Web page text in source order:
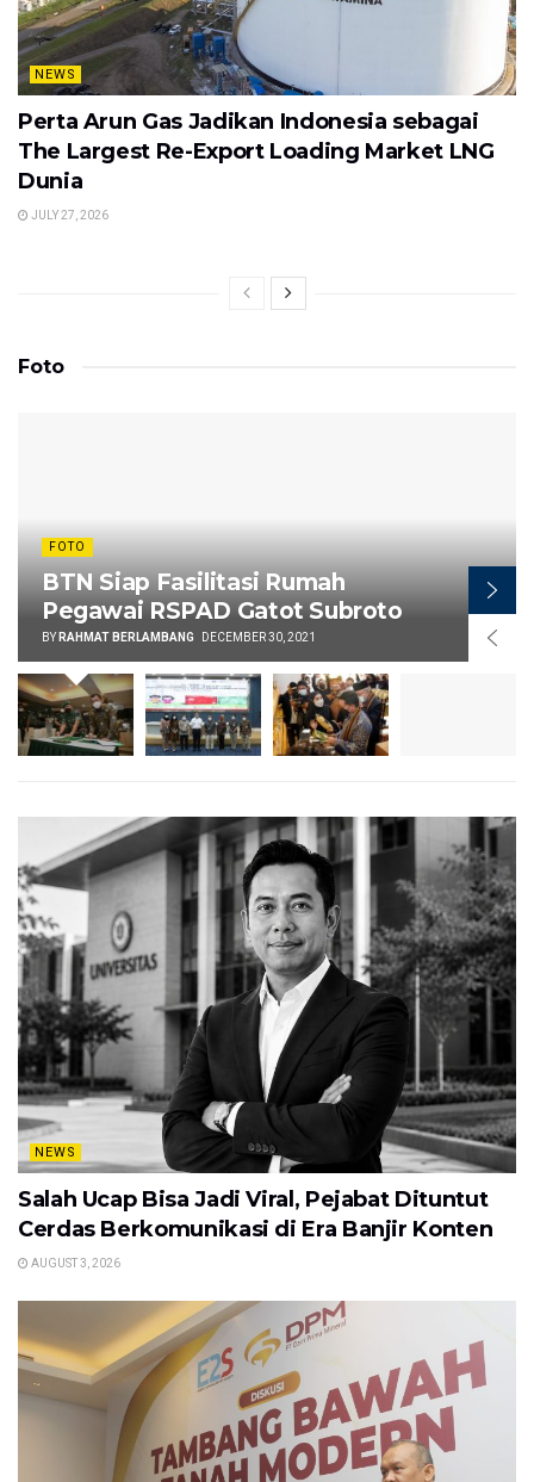
NEWS
Perta Arun Gas Jadikan Indonesia sebagai
The Largest Re-Export Loading Market LNG
Dunia
JULY 27, 2026
Foto
FOTO
BTN Siap Fasilitasi Rumah
Pegawai RSPAD Gatot Subroto
BY RAHMAT BERLAMBANG DECEMBER 30, 2021
NEWS
Salah Ucap Bisa Jadi Viral, Pejabat Dituntut
Cerdas Berkomunikasi di Era Banjir Konten
AUGUST 3, 2026